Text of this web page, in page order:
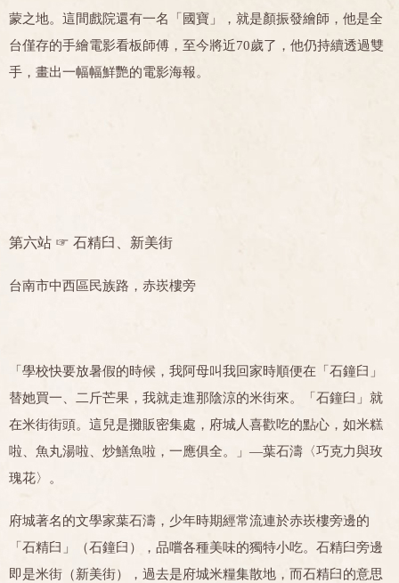
蒙之地。這間戲院還有一名「國寶」，就是顏振發繪師，他是全
台僅存的手繪電影看板師傅，至今將近70歲了，他仍持續透過雙
手，畫出一幅幅鮮艷的電影海報。
第六站 ☞ 石精臼、新美街
台南市中西區民族路，赤崁樓旁
「學校快要放暑假的時候，我阿母叫我回家時順便在「石鐘臼」
替她買一、二斤芒果，我就走進那陰涼的米街來。「石鐘臼」就
在米街街頭。這兒是攤販密集處，府城人喜歡吃的點心，如米糕
啦、魚丸湯啦、炒鱔魚啦，一應俱全。」—葉石濤〈巧克力與玫
瑰花〉。
府城著名的文學家葉石濤，少年時期經常流連於赤崁樓旁邊的
「石精臼」（石鐘臼），品嚐各種美味的獨特小吃。石精臼旁邊
即是米街（新美街），過去是府城米糧集散地，而石精臼的意思